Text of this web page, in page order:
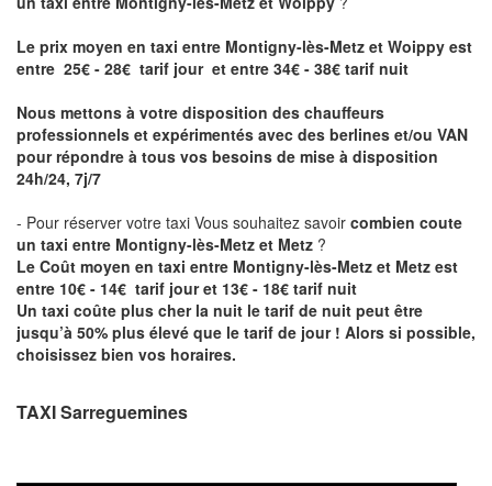
Le prix moyen en taxi entre Montigny-lès-Metz et Woippy est
entre 25€ - 28€ tarif jour et entre 34€ - 38€ tarif nuit
Nous mettons à votre disposition des chauffeurs
professionnels et expérimentés avec des berlines et/ou VAN
pour répondre à tous vos besoins de mise à disposition
24h/24, 7j/7
- Pour réserver votre taxi Vous souhaitez savoir combien coute
un taxi entre Montigny-lès-Metz et Metz ?
Le Coût moyen en taxi entre Montigny-lès-Metz et Metz est
entre 10€ - 14€ tarif jour et 13€ - 18€ tarif nuit
Un taxi coûte plus cher la nuit le tarif de nuit peut être
jusqu’à 50% plus élevé que le tarif de jour ! Alors si possible,
choisissez bien vos horaires.
TAXI Sarreguemines